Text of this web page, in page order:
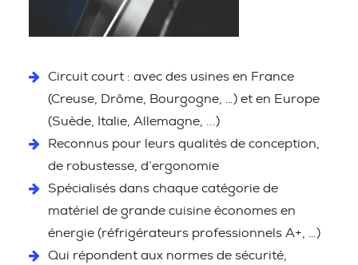
Circuit court : avec des usines en France
(Creuse, Drôme, Bourgogne, …) et en Europe
(Suède, Italie, Allemagne, ...)
Reconnus pour leurs qualités de conception,
de robustesse, d’ergonomie
Spécialisés dans chaque catégorie de
matériel de grande cuisine économes en
énergie (réfrigérateurs professionnels A+, …)
Qui répondent aux normes de sécurité,